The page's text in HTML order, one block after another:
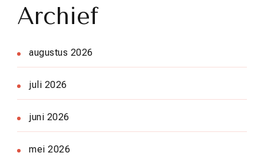
Archief
augustus 2026
juli 2026
juni 2026
mei 2026